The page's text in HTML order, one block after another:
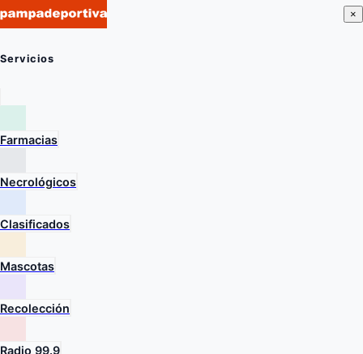
×
Servicios
Farmacias
Necrológicos
Clasificados
Mascotas
Recolección
Radio 99.9